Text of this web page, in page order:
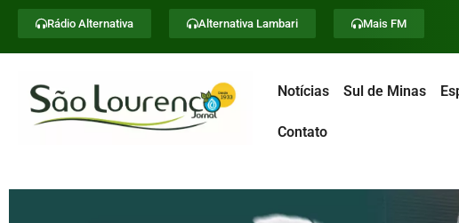
Rádio Alternativa Alternativa Lambari Mais FM
Notícias Sul de Minas
Contato